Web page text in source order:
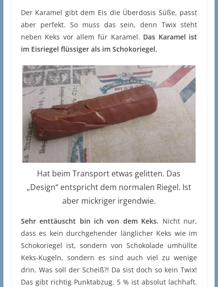
Der Karamel gibt dem Eis die Überdosis Süße, passt
aber perfekt. So muss das sein, denn Twix steht
neben Keks vor allem für Karamel. Das Karamel ist
im Eisriegel flüssiger als im Schokoriegel.
Hat beim Transport etwas gelitten. Das
„Design“ entspricht dem normalen Riegel. Ist
aber mickriger irgendwie.
Sehr enttäuscht bin ich von dem Keks. Nicht nur,
dass es kein durchgehender länglicher Keks wie im
Schokoriegel ist, sondern von Schokolade umhüllte
Keks-Kugeln, sondern es sind auch viel zu wenige
drin. Was soll der Scheiß?! Da sist doch so kein Twix!
Das gibt richtig Punktabzug. 5 % ist absolut lachhaft.